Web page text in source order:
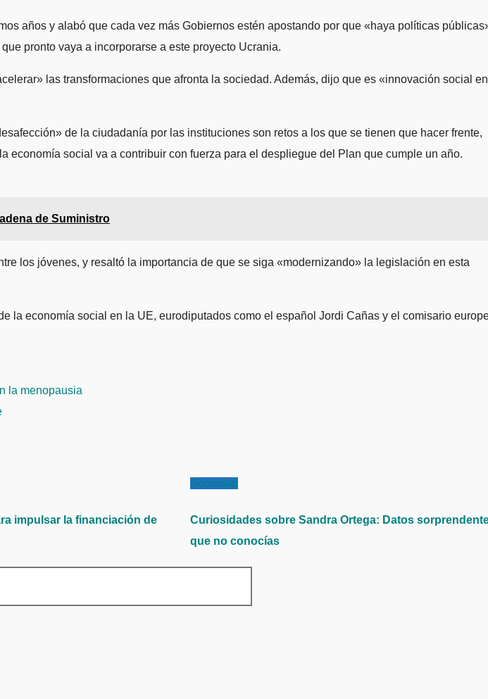
años y alabó que cada vez más Gobiernos estén apostando por que «haya políticas
pronto vaya a incorporarse a este proyecto Ucrania.
las transformaciones que afronta la sociedad. Además, dijo que es «innovación social en
de la ciudadanía por las instituciones son retos a los que se tienen que hacer frente,
social va a contribuir con fuerza para el despliegue del Plan que cumple un año.
de Suministro
los jóvenes, y resaltó la importancia de que se siga «modernizando» la legislación en esta
la economía social en la UE, eurodiputados como el español Jordi Cañas y el comisario
la menopausia
impulsar la financiación de
Sociedad
Curiosidades sobre Sandra Ortega: Datos
que no conocías